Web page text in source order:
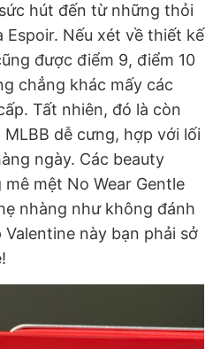
hút đến từ những thỏi
Espoir. Nếu xét về thiết kế
được điểm 9, điểm 10
chẳng khác mấy các
Tất nhiên, đó là còn
dễ cưng, hợp với lối
ngày. Các beauty
mệt No Wear Gentle
nhàng như không đánh
này bạn phải sở